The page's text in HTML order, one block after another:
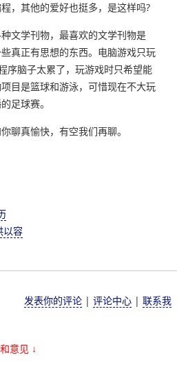
，其他的爱好也挺多，是这样吗?
文学刊物，最喜欢的文学刊物是
真正有思想的东西。电脑游戏只玩
序脑子太累了，玩游戏时只希望能
目是篮球和游泳，可惜现在不大玩
足球赛。
聊真愉快，有空我们再聊。
以容
发表你的评论 | 评论中心 | 联系我
意见 ↓